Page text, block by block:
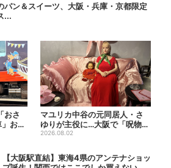
パン＆スイーツ、大阪・兵庫・京都限定
...
おさ
お披
戸...
マユリカ中谷の元同居人・さ
ゆりが主役に…大阪で「呪物
展」開催、コンセプトは“呪
2026.08.02
【大阪駅直結】東海4県のアンテナショッ